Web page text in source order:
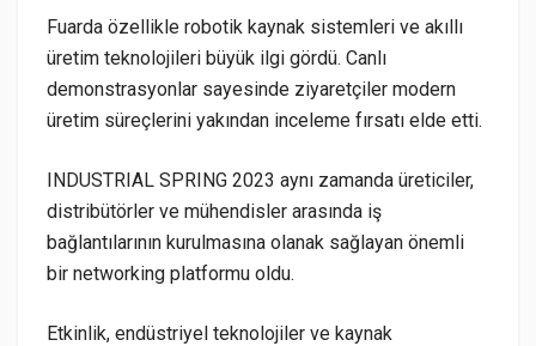
Fuarda özellikle robotik kaynak sistemleri ve akıllı
üretim teknolojileri büyük ilgi gördü. Canlı
demonstrasyonlar sayesinde ziyaretçiler modern
üretim süreçlerini yakından inceleme fırsatı elde etti.
INDUSTRIAL SPRING 2023 aynı zamanda üreticiler,
distribütörler ve mühendisler arasında iş
bağlantılarının kurulmasına olanak sağlayan önemli
bir networking platformu oldu.
Etkinlik, endüstriyel teknolojiler ve kaynak